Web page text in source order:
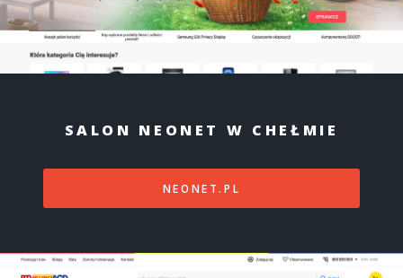
SALON NEONET W CHEŁMIE
NEONET.PL